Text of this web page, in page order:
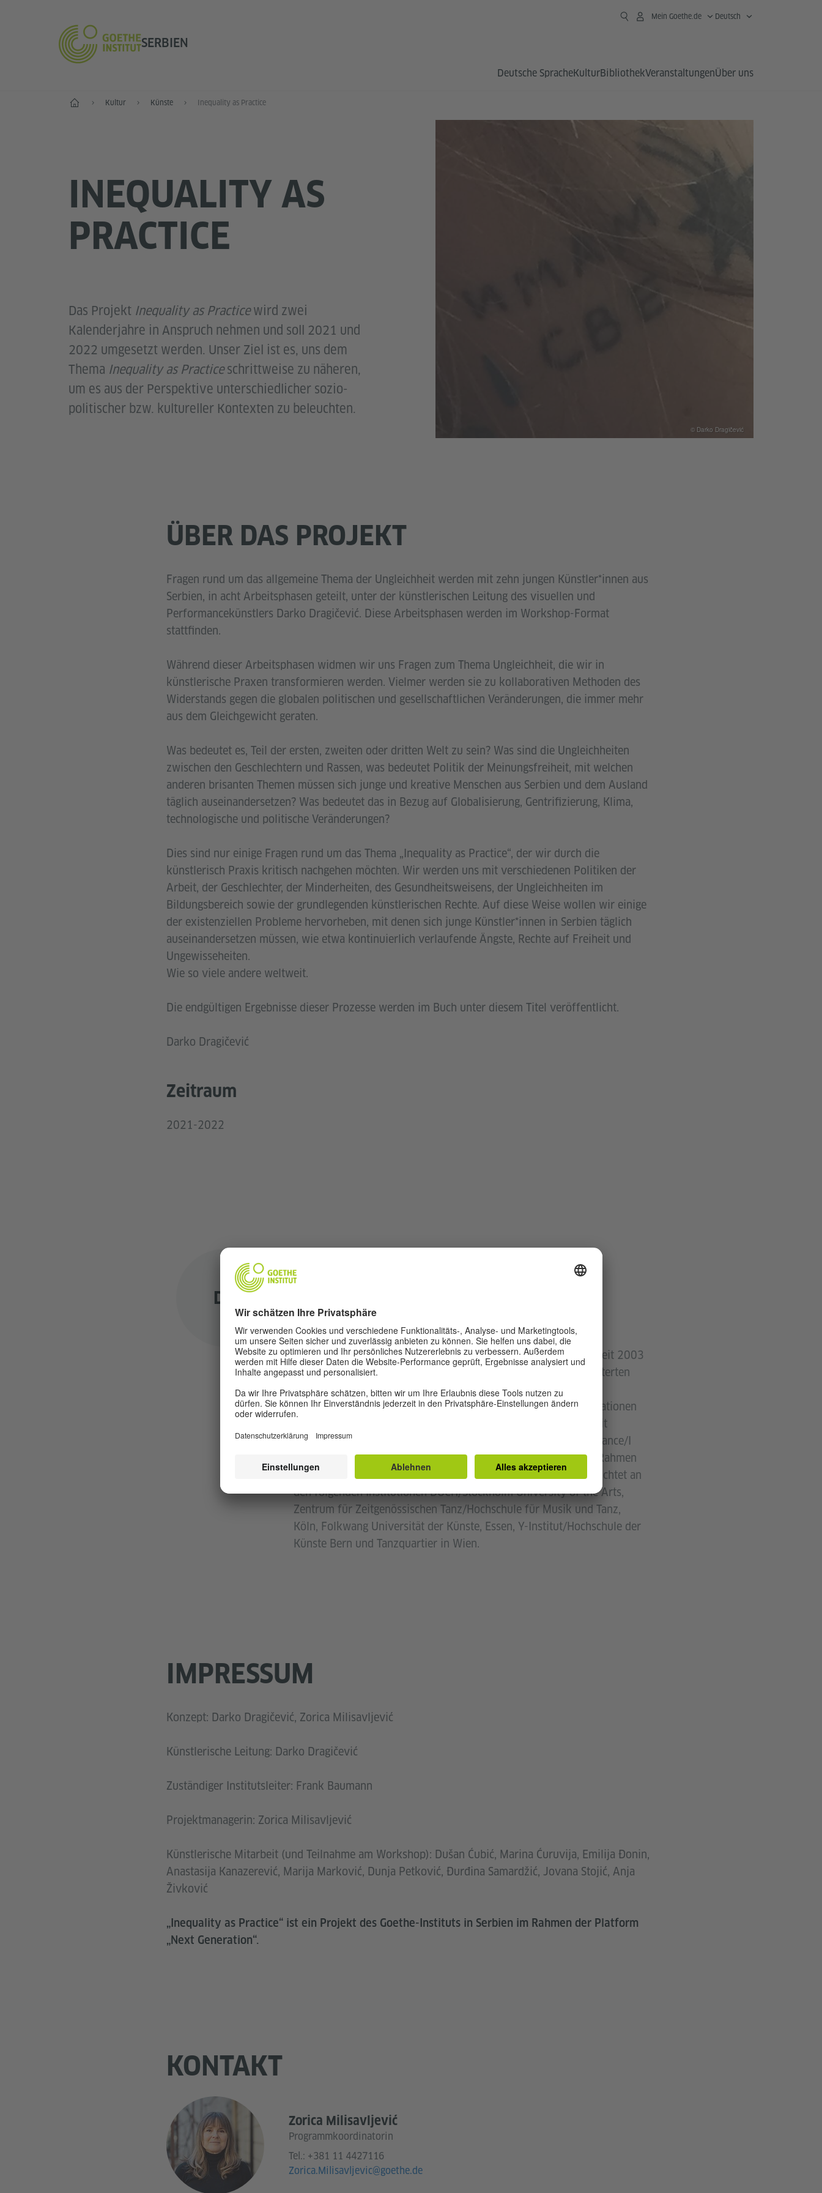
SERBIEN
Mein Goethe.de Deutsch
Deutsche SpracheKulturBibliothekVeranstaltungenÜber uns
Start Kultur Künste Inequality as Practice
INEQUALITY AS
PRACTICE
© Darko Dragičević
Das Projekt Inequality as Practicewird zwei
Kalenderjahre in Anspruch nehmen und soll 2021 und
2022 umgesetzt werden. Unser Ziel ist es, uns dem
Thema Inequality as Practiceschrittweise zu näheren,
um es aus der Perspektive unterschiedlicher sozio-
politischer bzw. kultureller Kontexten zu beleuchten.
ÜBER DAS PROJEKT
Fragen rund um das allgemeine Thema der Ungleichheit werden mit zehn jungen Künstler*innen aus
Serbien, in acht Arbeitsphasen geteilt, unter der künstlerischen Leitung des visuellen und
Performancekünstlers Darko Dragičević. Diese Arbeitsphasen werden im Workshop-Format
stattfinden.
Während dieser Arbeitsphasen widmen wir uns Fragen zum Thema Ungleichheit, die wir in
künstlerische Praxen transformieren werden. Vielmer werden sie zu kollaborativen Methoden des
Widerstands gegen die globalen politischen und gesellschaftlichen Veränderungen, die immer mehr
aus dem Gleichgewicht geraten.
Was bedeutet es, Teil der ersten, zweiten oder dritten Welt zu sein? Was sind die Ungleichheiten
zwischen den Geschlechtern und Rassen, was bedeutet Politik der Meinungsfreiheit, mit welchen
anderen brisanten Themen müssen sich junge und kreative Menschen aus Serbien und dem Ausland
täglich auseinandersetzen? Was bedeutet das in Bezug auf Globalisierung, Gentrifizierung, Klima,
technologische und politische Veränderungen?
Dies sind nur einige Fragen rund um das Thema „Inequality as Practice“, der wir durch die
künstlerisch Praxis kritisch nachgehen möchten. Wir werden uns mit verschiedenen Politiken der
Arbeit, der Geschlechter, der Minderheiten, des Gesundheitsweisens, der Ungleichheiten im
Bildungsbereich sowie der grundlegenden künstlerischen Rechte. Auf diese Weise wollen wir einige
der existenziellen Probleme hervorheben, mit denen sich junge Künstler*innen in Serbien täglich
auseinandersetzen müssen, wie etwa kontinuierlich verlaufende Ängste, Rechte auf Freiheit und
Ungewisseheiten.
Wie so viele andere weltweit.
Die endgültigen Ergebnisse dieser Prozesse werden im Buch unter diesem Titel veröffentlicht.
Darko Dragičević
Zeitraum
2021-2022
DD
Darko Dragičević wurde in Belgrad geboren und lebt in Berlin. Seit 2003
präsentiert er seine Arbeiten international. Im Sinne einer erweiterten
Performance-Praxis, Choreografie und Film nimmt er an
interdisziplinären medienübergreifenden Projekten und Kooperationen
teil. Zu seinen neueren Projekten gehörenSilent Trio, Epiloguemit
Christina Ciupke, das ErkundungsprojektExhaustion and Exuberance/I
Can, I Can’t: Four Figure StudiesundInequality as a Practice, im Rahmen
der Zusammenarbeit mit dem Goethe-Institut Belgrad. Er unterrichtet an
den folgenden Institutionen DOCH/Stockholm University of the Arts,
Zentrum für Zeitgenössischen Tanz/Hochschule für Musik und Tanz,
Köln, Folkwang Universität der Künste, Essen, Y-Institut/Hochschule der
Künste Bern und Tanzquartier in Wien.
IMPRESSUM
Konzept: Darko Dragičević, Zorica Milisavljević
Künstlerische Leitung: Darko Dragičević
Zuständiger Institutsleiter: Frank Baumann
Projektmanagerin: Zorica Milisavljević
Künstlerische Mitarbeit (und Teilnahme am Workshop): Dušan Ćubić, Marina Ćuruvija, Emilija Đonin,
Anastasija Kanazerević, Marija Marković, Dunja Petković, Đurđina Samardžić, Jovana Stojić, Anja
Živković
„Inequality as Practice“ ist ein Projekt des Goethe-Instituts in Serbien im Rahmen der Platform
„Next Generation“.
KONTAKT
Zorica Milisavljević
Programmkoordinatorin
Tel.: +381 11 4427116
Zorica.Milisavljevic@goethe.de